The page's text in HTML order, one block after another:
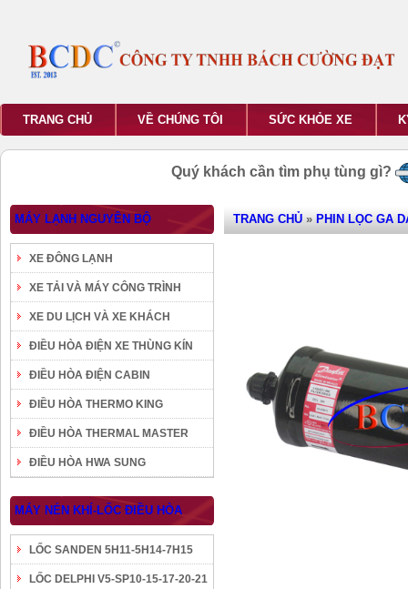
TRANG CHỦ VỀ CHÚNG TÔI SỨC KHỎE XE
Quý khách cần tìm phụ tùng gì?
MÁY LẠNH NGUYÊN BỘ
XE ĐÔNG LẠNH
XE TẢI VÀ MÁY CÔNG TRÌNH
XE DU LỊCH VÀ XE KHÁCH
ĐIỀU HÒA ĐIỆN XE THÙNG KÍN
ĐIỀU HÒA ĐIỆN CABIN
ĐIỀU HÒA THERMO KING
ĐIỀU HÒA THERMAL MASTER
ĐIỀU HÒA HWA SUNG
MÁY NÉN KHÍ-LỐC ĐIỀU HÒA
LỐC SANDEN 5H11-5H14-7H15
LỐC DELPHI V5-SP10-15-17-20-21
TRANG CHỦ » PHIN LỌC GA